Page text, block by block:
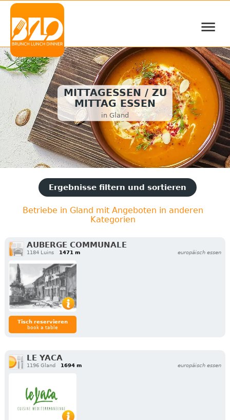
≡
MITTAGESSEN / ZU
MITTAG ESSEN
in Gland
Ergebnisse filtern und sortieren
Betriebe in Gland mit Angeboten in anderen
Kategorien
AUBERGE COMMUNALE
1184 Luins 1471 m europäisch essen
Tisch reservieren
book a table
LE YACA
1196 Gland 1694 m europäisch essen